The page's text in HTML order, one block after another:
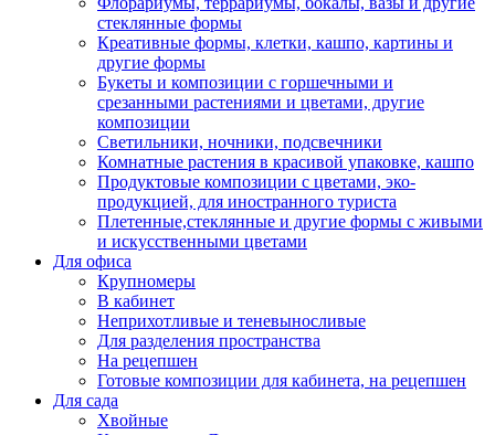
стеклянные формы
Креативные формы, клетки, кашпо, картины и
другие формы
Букеты и композиции с горшечными и
срезанными растениями и цветами, другие
композиции
Светильники, ночники, подсвечники
Комнатные растения в красивой упаковке, кашпо
Продуктовые композиции с цветами, эко-
продукцией, для иностранного туриста
Плетенные,стеклянные и другие формы с живыми
и искусственными цветами
Для офиса
Крупномеры
В кабинет
Неприхотливые и теневыносливые
Для разделения пространства
На рецепшен
Готовые композиции для кабинета, на рецепшен
Для сада
Хвойные